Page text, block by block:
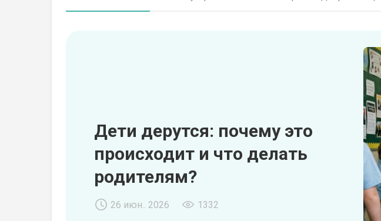
Дети дерутся: почему это
происходит и что делать
родителям?
26 июн.. 2026 1332